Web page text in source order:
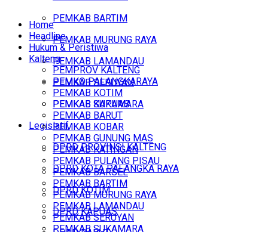
PEMKAB BARTIM
PEMKAB MURUNG RAYA
PEMKAB LAMANDAU
PEMKAB SERUYAN
PEMKAB SUKAMARA
Legislatif
DPRD PROVINSI KALTENG
DPRD KOTA PALANGKA RAYA
DPRD KOTIM
DPRD KAPUAS
Home
Headline
Hukum & Peristiwa
Kalteng
PEMPROV KALTENG
PEMKO PALANGKARAYA
PEMKAB KOTIM
PEMKAB KAPUAS
PEMKAB BARUT
PEMKAB KOBAR
PEMKAB GUNUNG MAS
PEMKAB KATINGAN
PEMKAB PULANG PISAU
PEMKAB BARSEL
PEMKAB BARTIM
PEMKAB MURUNG RAYA
PEMKAB LAMANDAU
PEMKAB SERUYAN
PEMKAB SUKAMARA